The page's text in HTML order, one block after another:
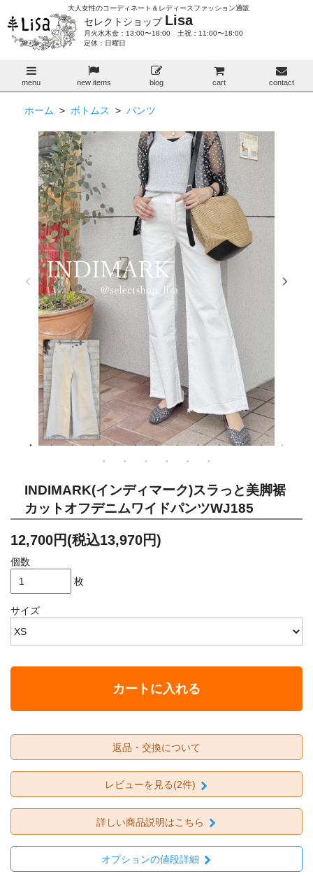
大人女性のコーディネート＆レディースファッション通販
セレクトショップ Lisa
月火水木金：13:00〜18:00 土祝：11:00〜18:00
定休：日曜日
menu new items blog cart contact
ホーム > ボトムス > パンツ
INDIMARK(インディマーク)スラっと美脚裾
カットオフデニムワイドパンツWJ185
12,700円(税込13,970円)
個数
枚
サイズ
カートに入れる
返品・交換について
レビューを見る(2件)
詳しい商品説明はこちら
オプションの値段詳細